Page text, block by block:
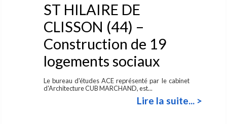
ST HILAIRE DE
CLISSON (44) –
Construction de 19
logements sociaux
Le bureau d'études ACE représenté par le cabinet
d'Architecture CUB MARCHAND, est...
Lire la suite... >